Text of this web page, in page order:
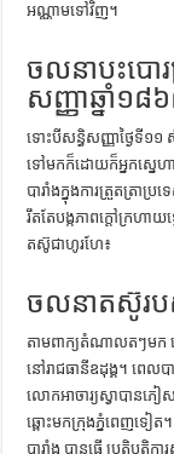
អណ្ណាមទៅវិញ។
ចលនាបះបោរ
សញ្ញាឆ្នាំ១
ទោះបីសន្ធិសញ្ញាថ្ងៃទី១១
ទៅមកក៏ដោយក៏អ្នកស្នេហ
បារាំងក្នុងការត្រួតត្រាប្
រឹតតែបង្កភាពក្ដៅក្រហាយ
តស៊ូជាហូរហែ៖
ចលនាតស៊ូរប
តាមពាក្យតំណាលតៗមក ល
នៅរាជធានីឧដុង្គ។ ពេល
លោកអាចារ្យស្វាបានភ
ឆ្ពោះមកក្រុងភ្នំពេញទៀ
បារាំង បានធ្វើ ប្រតិបត្